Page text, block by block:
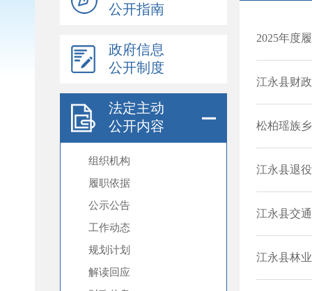
公开指南
政府信息
公开制度
法定主动
公开内容
组织机构
履职依据
公示公告
工作动态
规划计划
解读回应